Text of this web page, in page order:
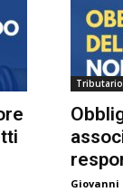
Tributario
Giovanni